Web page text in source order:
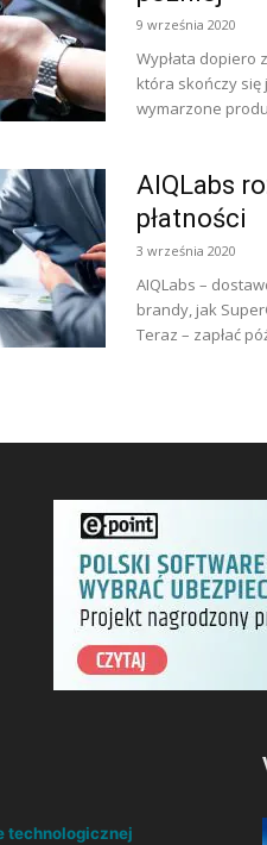
9 września 2020
Wypłata dopiero
która skończy się
wymarzone
AIQLabs
płatności
3 września 2020
AIQLabs –
brandy, jak
Teraz – zapłać
technologicznej